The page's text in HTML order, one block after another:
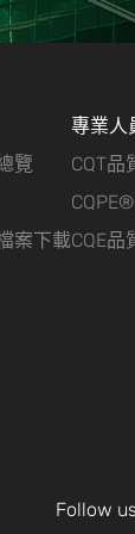
覽
案下載
專業人
CQT品
CQE品
Follow us